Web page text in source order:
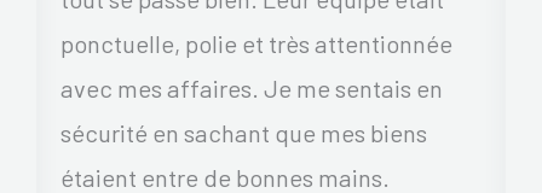
ponctuelle, polie et très attentionnée
avec mes affaires. Je me sentais en
sécurité en sachant que mes biens
étaient entre de bonnes mains.